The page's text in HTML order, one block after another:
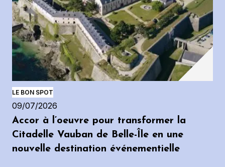
LE BON SPOT
09/07/2026
Accor à l’oeuvre pour transformer la
Citadelle Vauban de Belle-Île en une
nouvelle destination événementielle